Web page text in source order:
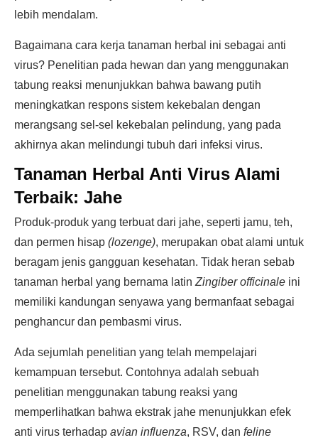
lebih mendalam.
Bagaimana cara kerja tanaman herbal ini sebagai anti
virus? Penelitian pada hewan dan yang menggunakan
tabung reaksi menunjukkan bahwa bawang putih
meningkatkan respons sistem kekebalan dengan
merangsang sel-sel kekebalan pelindung, yang pada
akhirnya akan melindungi tubuh dari infeksi virus.
Tanaman Herbal Anti Virus Alami
Terbaik: Jahe
Produk-produk yang terbuat dari jahe, seperti jamu, teh,
dan permen hisap (lozenge), merupakan obat alami untuk
beragam jenis gangguan kesehatan. Tidak heran sebab
tanaman herbal yang bernama latin Zingiber officinale ini
memiliki kandungan senyawa yang bermanfaat sebagai
penghancur dan pembasmi virus.
Ada sejumlah penelitian yang telah mempelajari
kemampuan tersebut. Contohnya adalah sebuah
penelitian menggunakan tabung reaksi yang
memperlihatkan bahwa ekstrak jahe menunjukkan efek
anti virus terhadap avian influenza, RSV, dan feline